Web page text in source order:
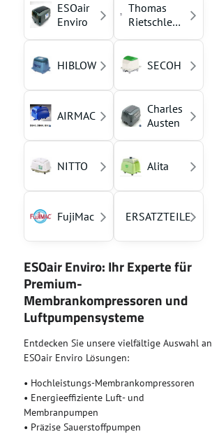
ESOair
Enviro
Thomas
Rietschle
(YASUNAGA)
HIBLOW SECOH
AIRMAC
Charles
Austen
NITTO Alita
FujiMac ERSATZTEILE
ESOair Enviro: Ihr Experte für
Premium-
Membrankompressoren und
Luftpumpensysteme
Entdecken Sie unsere vielfältige Auswahl an
ESOair Enviro Lösungen:
• Hochleistungs-Membrankompressoren
• Energieeffiziente Luft- und
Membranpumpen
• Präzise Sauerstoffpumpen